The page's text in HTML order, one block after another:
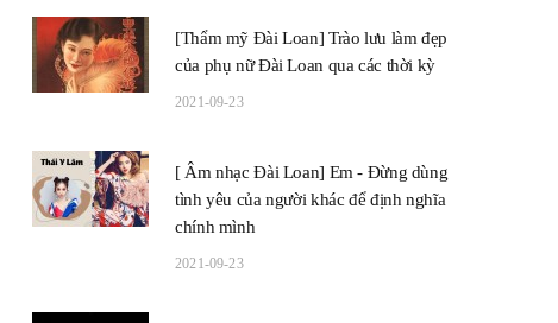
[Thẩm mỹ Đài Loan] Trào lưu làm đẹp
của phụ nữ Đài Loan qua các thời kỳ
2021-09-23
[ Âm nhạc Đài Loan] Em - Đừng dùng
tình yêu của người khác để định nghĩa
chính mình
2021-09-23